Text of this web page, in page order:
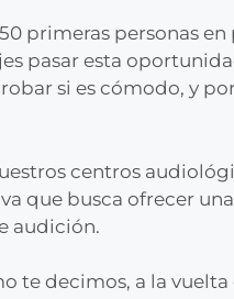
primeras personas
pasar esta
si es cómodo, y
centros
que busca ofrecer
audición.
te decimos, a la